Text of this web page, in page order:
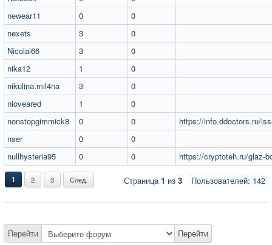
newear11
0
0
nexets
3
0
Nicolai66
3
0
nika12
1
0
nikulina.mil4na
3
0
nioveared
1
0
nonstopgimmick8
0 0
https://info.ddoctors.ru/
nser
0
0
nullhysteria95
0 0 https://cryptoteh.ru/glaz-
Пользователей: 142
1 2 3 След. Страница1 из 3
Перейти Перейти